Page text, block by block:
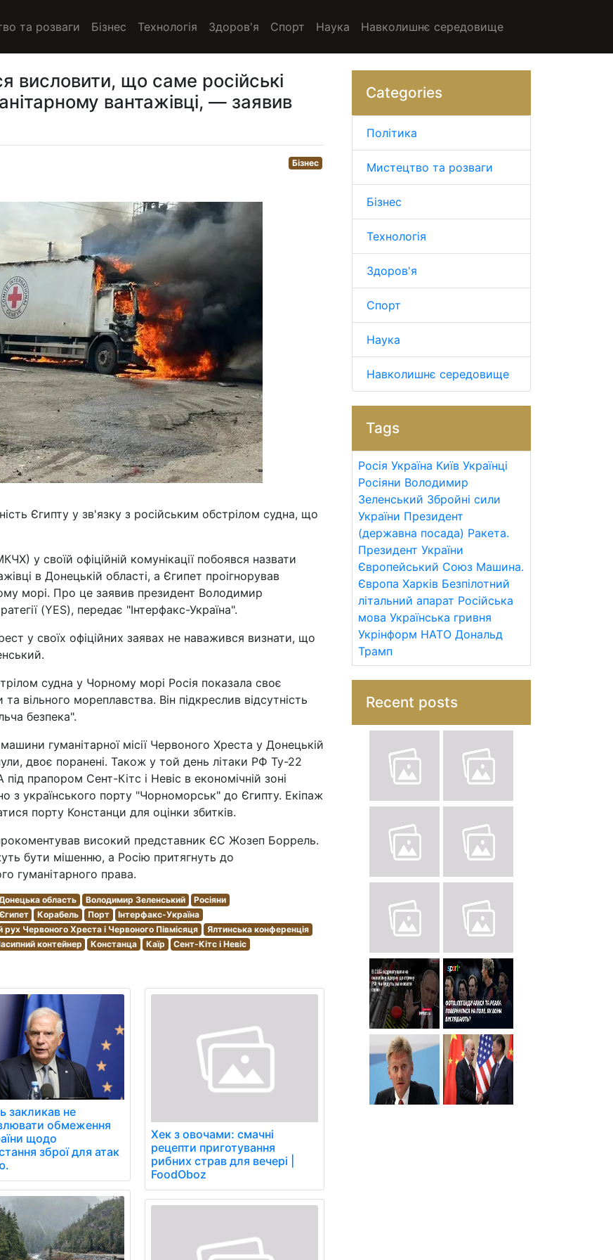
та розваги Бізнес Технологія Здоров'я Спорт Наука Навколишнє середовище
висловити, що саме російські
вантажівці, — заявив
Бізнес
Єгипту у зв'язку з російським обстрілом судна, що
у своїй офіційній комунікації побоявся назвати
в Донецькій області, а Єгипет проігнорував
морі. Про це заявив президент Володимир
(YES), передає "Інтерфакс-Україна".
у своїх офіційних заявах не наважився визнати, що
судна у Чорному морі Росія показала своє
вільного мореплавства. Він підкреслив відсутність
безпека".
гуманітарної місії Червоного Хреста у Донецькій
двоє поранені. Також у той день літаки РФ Ту-22
прапором Сент-Кітс і Невіс в економічній зоні
з українського порту "Чорноморськ" до Єгипту. Екіпаж
порту Констанци для оцінки збитків.
високий представник ЄС Жозеп Боррель.
бути мішенню, а Росію притягнуть до
гуманітарного права.
область Володимир Зеленський
Росіяни
Єгипет Корабель Порт
Інтерфакс-Україна
Червоного Хреста і Червоного Півмісяця
Ялтинська конференція
контейнер Констанца Каїр Сент-Кітс і Невіс
закликав не
обмеження
щодо
зброї для атак
Хек з овочами: смачні
рецепти приготування
рибних страв для вечері |
FoodOboz
Categories
Політика
Мистецтво та розваги
Бізнес
Технологія
Здоров'я
Спорт
Наука
Навколишнє середовище
Tags
Росія Україна Київ Українці
Росіяни Володимир
Зеленський Збройні сили
України Президент
(державна посада) Ракета.
Президент України
Європейський Союз Машина.
Європа Харків Безпілотний
літальний апарат Російська
мова Українська гривня
Укрінформ НАТО Дональд
Трамп
Recent posts